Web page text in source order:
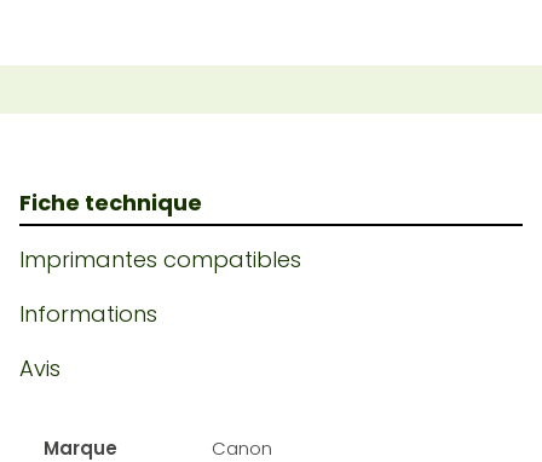
Fiche technique
Imprimantes compatibles
Informations
Avis
Marque Canon